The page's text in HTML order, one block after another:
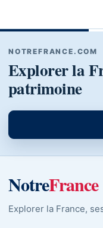
NOTREFRANCE.COM
Explorer la
patrimoine
NotreFrance
Explorer la France,